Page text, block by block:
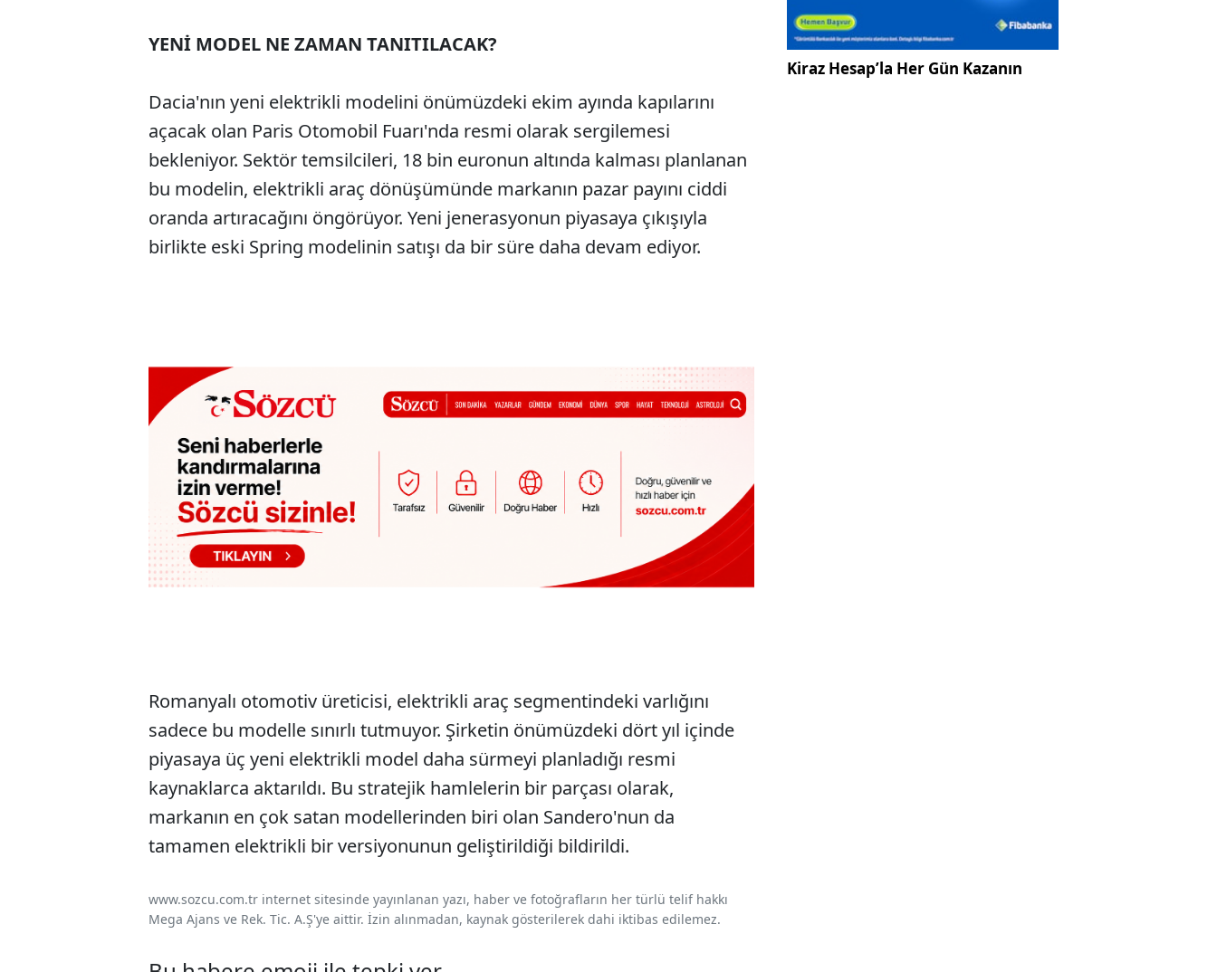
YENİ MODEL NE ZAMAN TANITILACAK?
Dacia'nın yeni elektrikli modelini önümüzdeki ekim ayında kapılarını
açacak olan Paris Otomobil Fuarı'nda resmi olarak sergilemesi
bekleniyor. Sektör temsilcileri, 18 bin euronun altında kalması planlanan
bu modelin, elektrikli araç dönüşümünde markanın pazar payını ciddi
oranda artıracağını öngörüyor. Yeni jenerasyonun piyasaya çıkışıyla
birlikte eski Spring modelinin satışı da bir süre daha devam ediyor.
Romanyalı otomotiv üreticisi, elektrikli araç segmentindeki varlığını
sadece bu modelle sınırlı tutmuyor. Şirketin önümüzdeki dört yıl içinde
piyasaya üç yeni elektrikli model daha sürmeyi planladığı resmi
kaynaklarca aktarıldı. Bu stratejik hamlelerin bir parçası olarak,
markanın en çok satan modellerinden biri olan Sandero'nun da
tamamen elektrikli bir versiyonunun geliştirildiği bildirildi.
www.sozcu.com.tr internet sitesinde yayınlanan yazı, haber ve fotoğrafların her türlü telif hakkı
Mega Ajans ve Rek. Tic. A.Ş'ye aittir. İzin alınmadan, kaynak gösterilerek dahi iktibas edilemez.
Kiraz Hesap’la Her Gün Kazanın